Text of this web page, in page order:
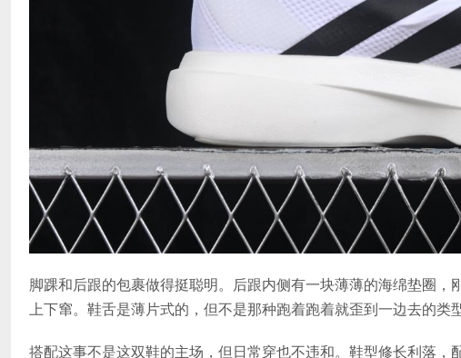
脚踝和后跟的包裹做得挺聪明。后跟内侧有一块薄薄的海绵垫圈
上下窜。鞋舌是薄片式的，但不是那种跑着跑着就歪到一边去的类
搭配这事不是这双鞋的主场，但日常穿也不违和。鞋型修长利落